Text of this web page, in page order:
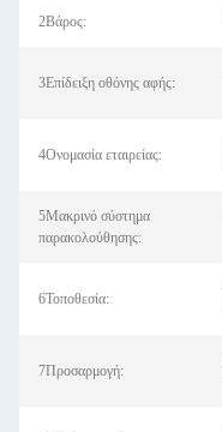
2Βάρος:
3Επίδειξη οθόνης αφής:
4Ονομασία εταιρείας:
5Μακρινό σύστημα
παρακολούθησης:
6Τοποθεσία:
7Προσαρμογή: